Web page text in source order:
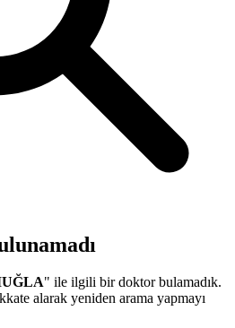
" ile ilgili bir doktor bulamadık.
alarak yeniden arama yapmayı